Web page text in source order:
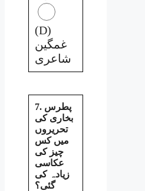
(D)
غمگین
شاعری
7. پطرس
بخاری کی
تحریروں
میں کس
چیز کی
عکاسی
زیادہ کی
گئی؟